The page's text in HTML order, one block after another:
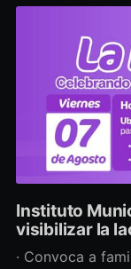
Instituto
visibilizar la
· Convoca a